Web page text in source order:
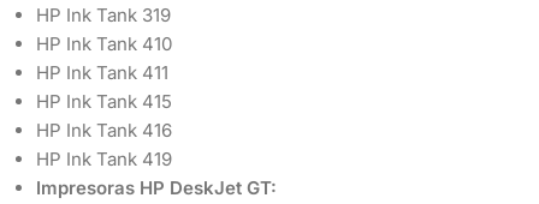
HP Ink Tank 319
HP Ink Tank 410
HP Ink Tank 411
HP Ink Tank 415
HP Ink Tank 416
HP Ink Tank 419
Impresoras HP DeskJet GT: